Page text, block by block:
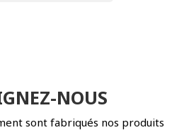
NOUS
sont fabriqués nos produits